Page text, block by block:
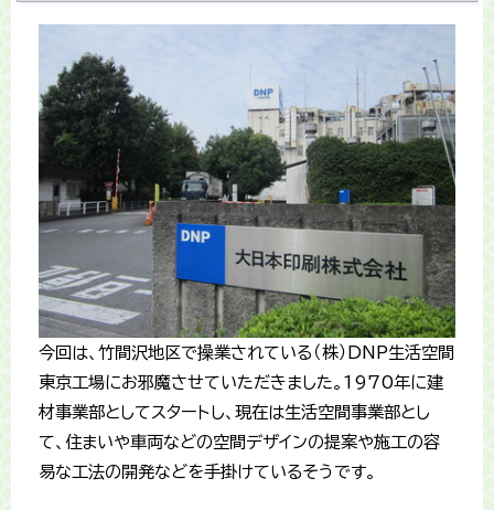
今回は、竹間沢地区で操業されている（株）DNP生活空間
東京工場にお邪魔させていただきました。1970年に建
材事業部としてスタートし、現在は生活空間事業部とし
て、住まいや車両などの空間デザインの提案や施工の容
易な工法の開発などを手掛けているそうです。